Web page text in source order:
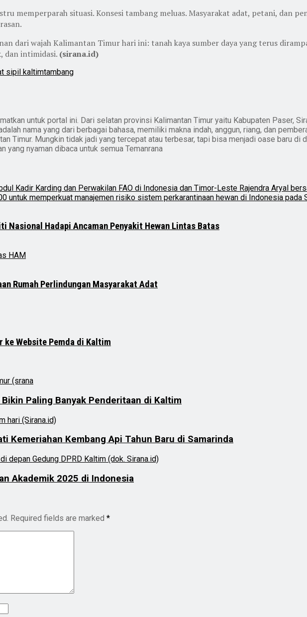
memperparah situasi. Konsesi tambang meluas. Masyarakat adat, petani, dan
dari wajah Kalimantan Timur hari ini: tanah kaya sumber daya yang terus
dan intimidasi. (sirana.id)
sipil kaltimtambang
untuk portal ini. Dari selatan provinsi Kalimantan Timur yaitu Kabupaten Paser,
nama yang dari berbagai bahasa, memiliki makna indah, anggun, riang, dan
Timur. Mungkin tidak jadi yang tercepat atau terbesar, tapi bisa menjadi oase baru di
yang nyaman dibaca untuk semua Temanrana
Nasional Hadapi Ancaman Penyakit Hewan Lintas Batas
Rumah Perlindungan Masyarakat Adat
ke Website Pemda di Kaltim
Paling Banyak Penderitaan di Kaltim
Kemeriahan Kembang Api Tahun Baru di Samarinda
Akademik 2025 di Indonesia
Required fields are marked *